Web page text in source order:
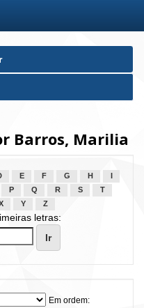
Barros, Marilia
E F G H
P Q R S
T
Y Z
letras:
Em ordem: